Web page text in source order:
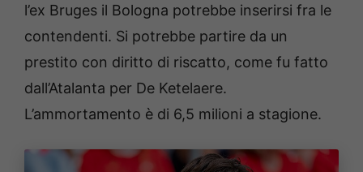
l’ex Bruges il Bologna potrebbe inserirsi fra le
contendenti. Si potrebbe partire da un
prestito con diritto di riscatto, come fu fatto
dall’Atalanta per De Ketelaere.
L’ammortamento è di 6,5 milioni a stagione.